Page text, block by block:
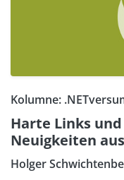
Kolumne:
Harte Links
Neuigkeiten
Holger